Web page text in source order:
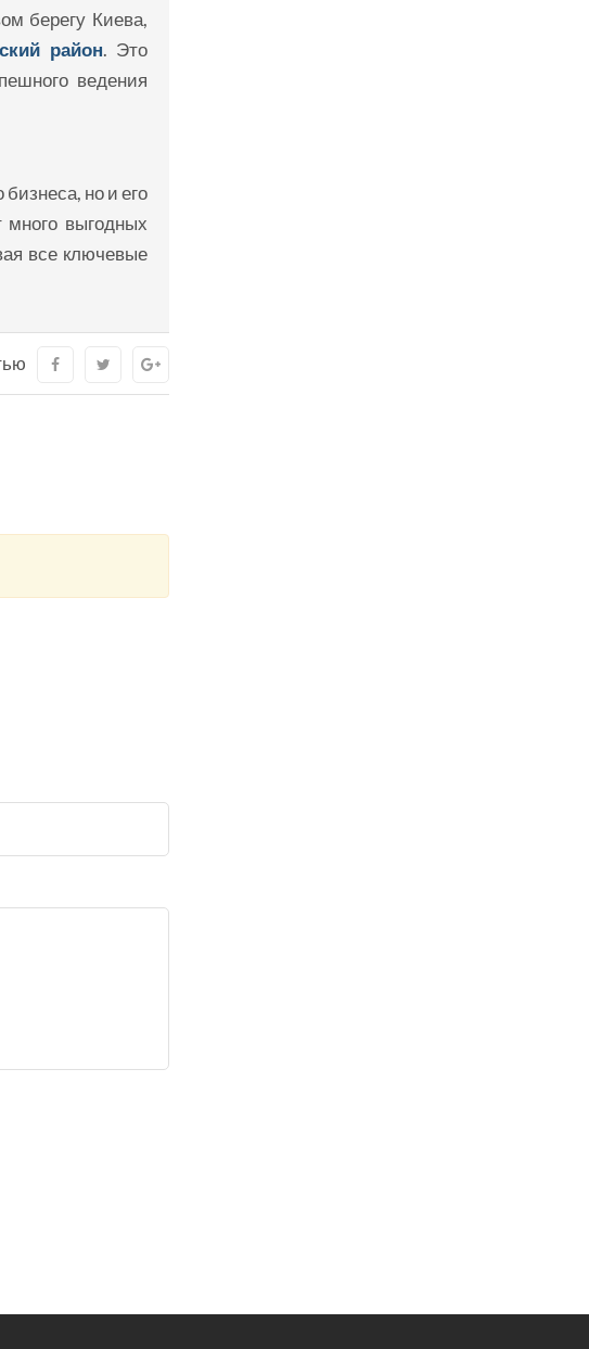
берегу Киева,
район. Это
ведения
но и его
выгодных
все ключевые